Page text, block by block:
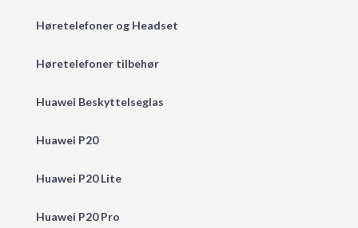
Høretelefoner og Headset
Høretelefoner tilbehør
Huawei Beskyttelseglas
Huawei P20
Huawei P20 Lite
Huawei P20 Pro